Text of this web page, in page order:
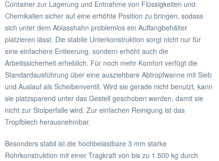
Container zur Lagerung und Entnahme von Flüssigkeiten und
Chemikalien sicher auf eine erhöhte Position zu bringen, sodass
sich unter dem Ablasshahn problemlos ein Auffangbehälter
platzieren lässt. Die stabile Unterkonstruktion sorgt nicht nur für
eine einfachere Entleerung, sondern erhöht auch die
Arbeitssicherheit erheblich. Für noch mehr Komfort verfügt die
Standardausführung über eine ausziehbare Abtropfwanne mit Sieb
und Auslauf als Scheibenventil. Wird sie gerade nicht benutzt, kann
sie platzsparend unter das Gestell geschoben werden, damit sie
nicht zur Stolperfalle wird. Zur einfachen Reinigung ist das
Tropfblech herausnehmbar.
Besonders stabil ist die hochbelastbare 3 mm starke
Rohrkonstruktion mit einer Tragkraft von bis zu 1.500 kg durch